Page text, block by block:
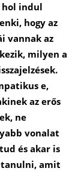
hol indul
hogy az
vannak az
milyen a
e,
az erős
ne
vonalat
és akar is
amit